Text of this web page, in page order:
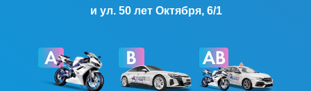
и ул. 50 лет Октября, 6/1